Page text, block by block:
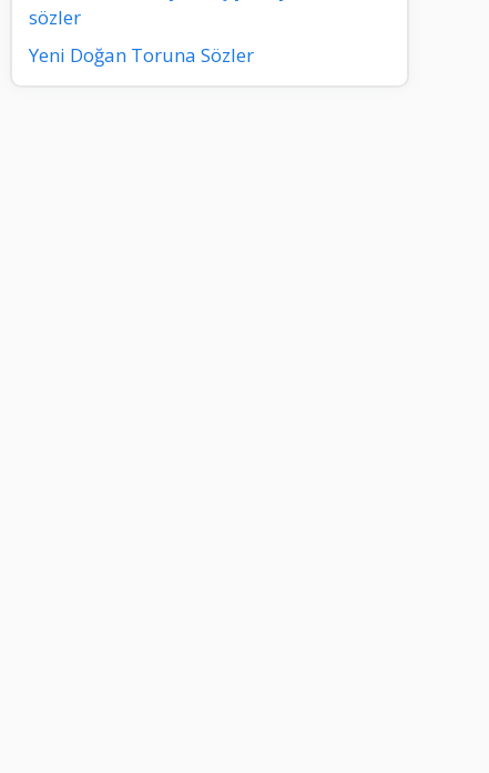
sözler
Yeni Doğan Toruna Sözler